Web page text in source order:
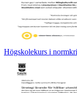
Högskolekurs i